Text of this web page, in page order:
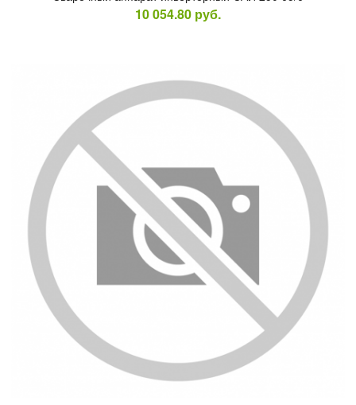
10 054.80 руб.